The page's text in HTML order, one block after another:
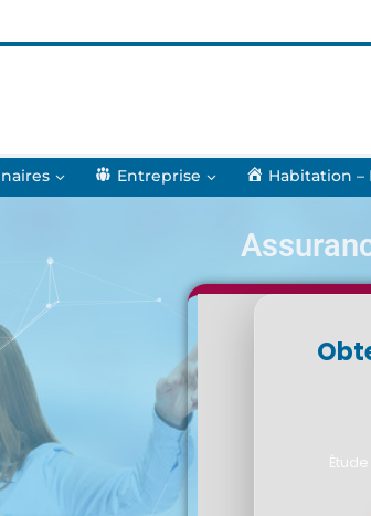
Entreprise Habitation –